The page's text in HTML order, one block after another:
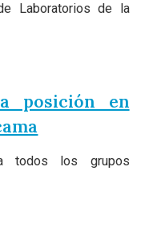
Laboratorios de la
posición en
todos los grupos